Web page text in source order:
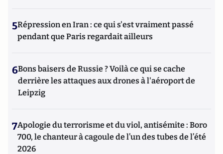
5Répression en Iran : ce qui s'est vraiment passé
pendant que Paris regardait ailleurs
6Bons baisers de Russie ? Voilà ce qui se cache
derrière les attaques aux drones à l'aéroport de
Leipzig
7Apologie du terrorisme et du viol, antisémite : Boro
700, le chanteur à cagoule de l’un des tubes de l’été
2026